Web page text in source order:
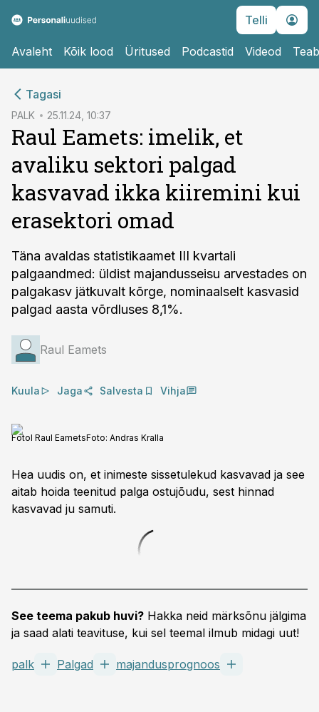
Telli
Avaleht Kõik lood Üritused Podcastid Videod
Tagasi
PALK 25.11.24, 10:37
Raul Eamets: imelik, et
avaliku sektori palgad
kasvavad ikka kiiremini kui
erasektori omad
Täna avaldas statistikaamet III kvartali
palgaandmed: üldist majandusseisu arvestades on
palgakasv jätkuvalt kõrge, nominaalselt kasvasid
palgad aasta võrdluses 8,1%.
Raul Eamets
Kuula Jaga Salvesta Vihja
Fotol Raul EametsFoto: Andras Kralla
Hea uudis on, et inimeste sissetulekud kasvavad ja see
aitab hoida teenitud palga ostujõudu, sest hinnad
kasvavad ju samuti.
See teema pakub huvi? Hakka neid märksõnu jälgima
ja saad alati teavituse, kui sel teemal ilmub midagi uut!
palk Palgad majandusprognoos